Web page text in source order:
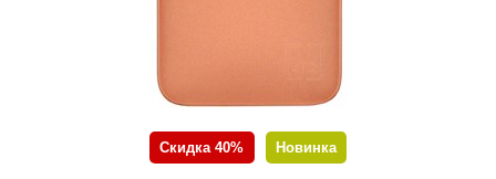
Скидка 40% Новинка